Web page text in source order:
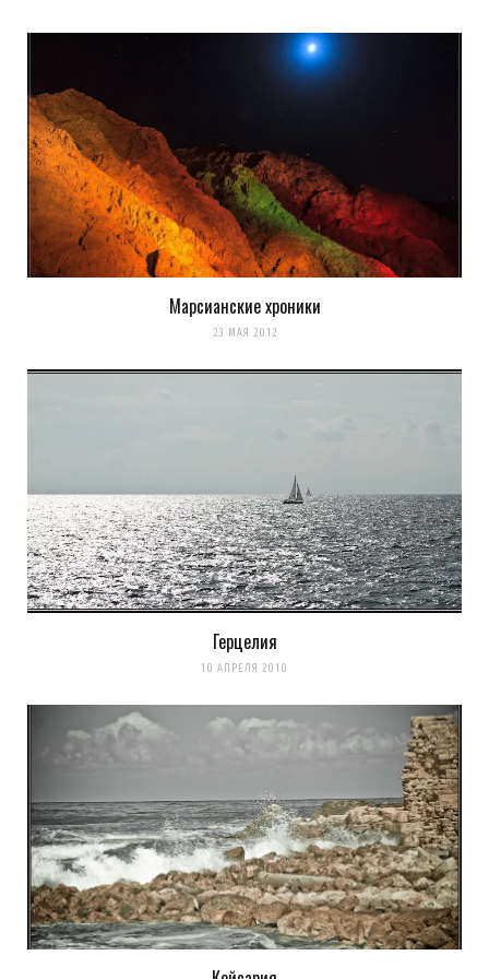
Отличная сессия!
Загрузка...
k0ev
Загрузка...
Марсианские хроники
23 МАЯ 2012
Герцелия
10 АПРЕЛЯ 2010